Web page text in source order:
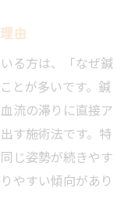
由
る方は、「なぜ鍼
とが多いです。鍼
流の滞りに直接ア
す施術法です。特
じ姿勢が続きやす
やすい傾向があり